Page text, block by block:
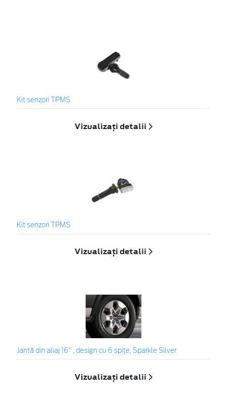
Kit senzori TPMS
Vizualizați detalii
Kit senzori TPMS
Vizualizați detalii
Jantă din aliaj 16" , design cu 6 spițe, Sparkle Silver
Vizualizați detalii